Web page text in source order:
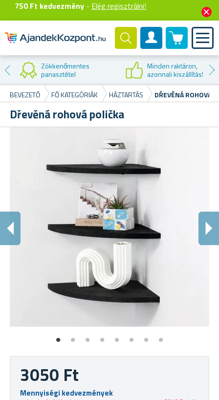
750 Ft kedvezmény - Elég regisztrálni!
Felhasználók fiók
0 termék
Zökkenőmentes
panasztétel
Minden raktáron,
azonnali kiszállítás!
BEVEZETŐ
FŐ KATEGÓRIÁK HÁZTARTÁS DŘEVĚNÁ ROHOVÁ
Dřevěná rohová polička
3050 Ft
Mennyiségi kedvezmények